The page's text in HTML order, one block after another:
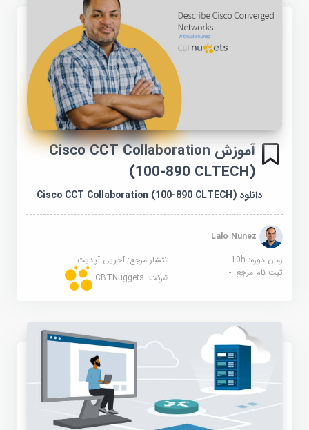
آموزش Cisco CCT Collaboration
(100-890 CLTECH)
دانلود Cisco CCT Collaboration (100-890 CLTECH)
Lalo Nunez
زمان دوره: 10h
انتشار مرجع:آخرین آپدیت
ثبت نام مرجع:- شرکت:CBTNuggets